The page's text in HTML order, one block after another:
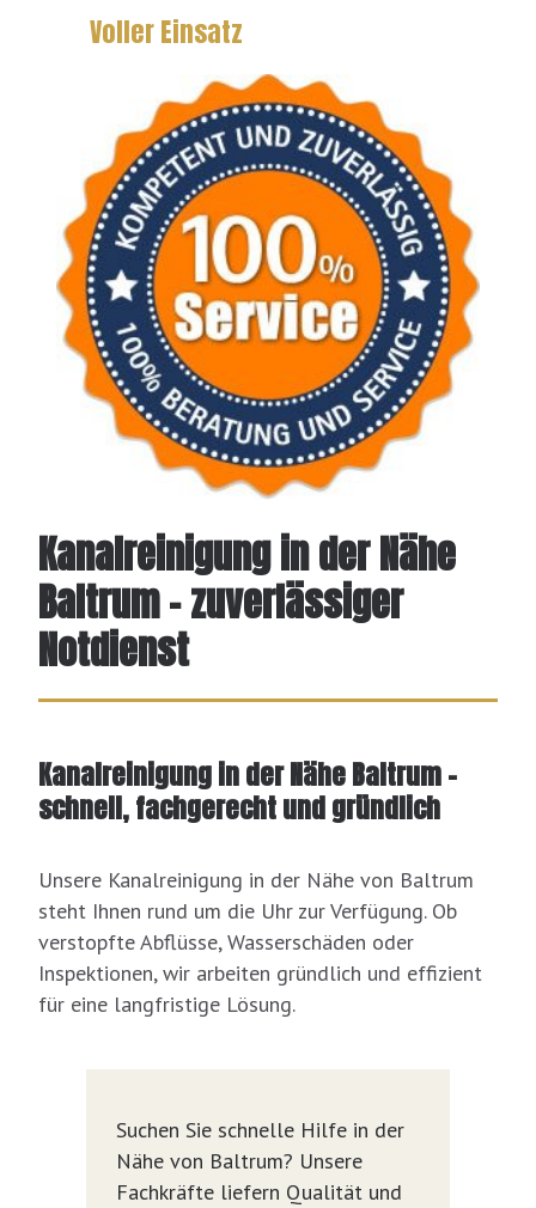
Kanalreinigung in der Nähe
Baltrum - zuverlässiger
Notdienst
Kanalreinigung in der Nähe Baltrum –
schnell, fachgerecht und gründlich
Unsere Kanalreinigung in der Nähe von Baltrum
steht Ihnen rund um die Uhr zur Verfügung. Ob
verstopfte Abflüsse, Wasserschäden oder
Inspektionen, wir arbeiten gründlich und effizient
für eine langfristige Lösung.
Suchen Sie schnelle Hilfe in der
Nähe von Baltrum? Unsere
Fachkräfte liefern Qualität und
Voller Einsatz